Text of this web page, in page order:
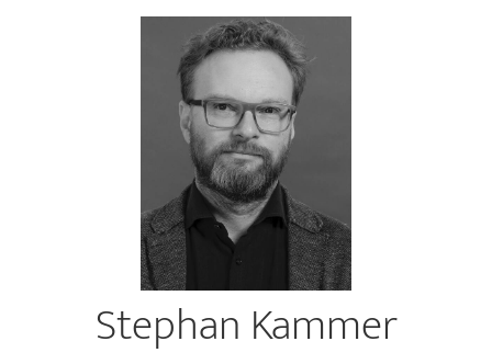
Stephan Kammer